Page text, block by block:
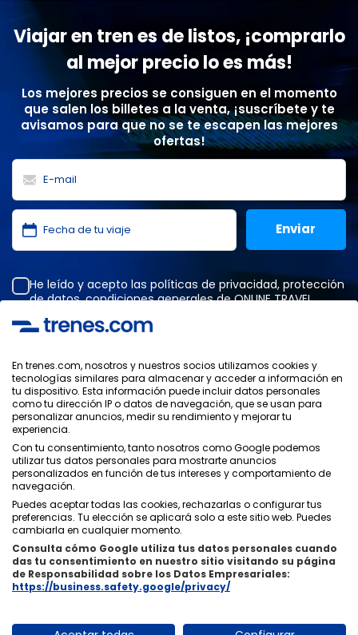
Viajar en tren es de listos, ¡comprarlo
al mejor precio lo es más!
Los mejores precios se consiguen en el momento
que salen los billetes a la venta, ¡suscríbete y te
avisamos para que no se te escapen las mejores
ofertas!
He leído y acepto las políticas de privacidad, protección
de datos,condiciones generalesde ONLINE TRAVEL
Política de Privacidad
Condiciones Generales
Política de Cookies
Aviso Legal
Quiénes Somos ixigo
Copyright © Trenes.com. Todos los derechos reservados.
En trenes.com, nosotros y nuestros socios utilizamos cookies y
tecnologías similares para almacenar y acceder a información en
tu dispositivo. Esta información puede incluir datos personales
como tu dirección IP o datos de navegación, que se usan para
personalizar anuncios, medir su rendimiento y mejorar tu
experiencia.
Con tu consentimiento, tanto nosotros como Google podemos
utilizar tus datos personales para mostrarte anuncios
personalizados en función de tus intereses y comportamiento de
navegación.
Puedes aceptar todas las cookies, rechazarlas o configurar tus
preferencias. Tu elección se aplicará solo a este sitio web. Puedes
cambiarla en cualquier momento.
Consulta cómo Google utiliza tus datos personales cuando
das tu consentimiento en nuestro sitio visitando su página
de Responsabilidad sobre los Datos Empresariales:
https://business.safety.google/privacy/